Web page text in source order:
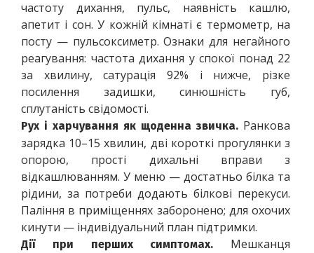
частоту дихання, пульс, наявність кашлю,
апетит і сон. У кожній кімнаті є термометр, на
посту — пульсоксиметр. Ознаки для негайного
реагування: частота дихання у спокої понад 22
за хвилину, сатурація 92% і нижче, різке
посилення задишки, синюшність губ,
сплутаність свідомості.
Рух і харчування як щоденна звичка. Ранкова
зарядка 10–15 хвилин, дві короткі прогулянки з
опорою, прості дихальні вправи з
відкашлюванням. У меню — достатньо білка та
рідини, за потреби додають білкові перекуси.
Паління в приміщеннях заборонено; для охочих
кинути — індивідуальний план підтримки.
Дії при перших симптомах. Мешканця